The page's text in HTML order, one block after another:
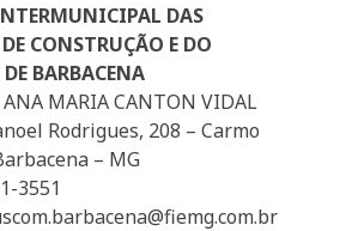
DAS
CONSTRUÇÃO E DO
BARBACENA
ANA MARIA CANTON VIDAL
Rodrigues, 208 – Carmo
– MG
3551